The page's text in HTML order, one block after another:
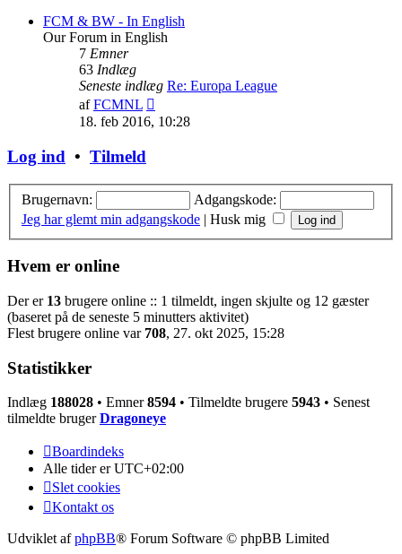
indlæg
FCM & BW - In English
Our Forum in English
7 Emner
63 Indlæg
Seneste indlæg Re: Europa League
afFCMNL
det
18. feb 2016, 10:28
Log ind • Tilmeld
Brugernavn:
Adgangskode:
Jeg har glemt min adgangskode | Husk mig
Hvem er online
Der er 13 brugere online :: 1 tilmeldt, ingen skjulte og 12 gæster
(baseret på de seneste 5 minutters aktivitet)
Flest brugere online var 708, 27. okt 2025, 15:28
Statistikker
Indlæg 188028 • Emner8594 • Tilmeldte brugere 5943 • Senest
tilmeldte brugerDragoneye
Boardindeks
Alle tider erUTC+02:00
Slet cookies
Kontakt os
Udviklet afphpBB® Forum Software © phpBB Limited